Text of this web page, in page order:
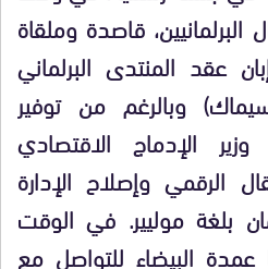
قاصدة وملقاة
عقد المنتدى البرلماني
وبالرغم من توفير
وزير الإدماج الاقتصادي
الرقمي وإصلاح الإدارة
بلغة موليير. في الوقت
عمدة البيضاء للتواصل مع